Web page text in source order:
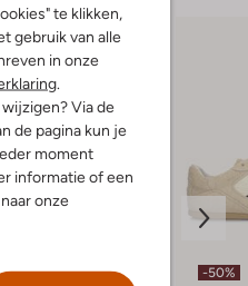
te klikken,
gebruik van alle
in onze
.
Via de
de pagina kun je
moment
informatie of een
onze
-50% -50%